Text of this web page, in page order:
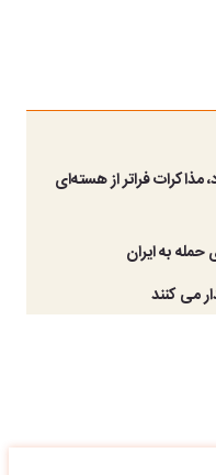
مذاکرات فراتر از هسته‌ای
حمله به ایران
می کنند